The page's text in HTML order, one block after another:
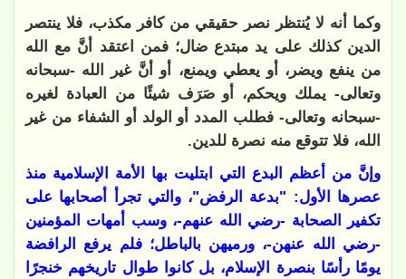
وكما أنه لا يُنتظر نصر حقيقي من كافر مكذب، فلا ينتصر
الدين كذلك على يد مبتدع ضال؛ فمن اعتقد أنَّ مع الله
من ينفع ويضر، أو يعطي ويمنع، أو أنَّ غير الله -سبحانه
وتعالى- يملك ويحكم، أو صَرَف شيئًا من العبادة لغيره
-سبحانه وتعالى- فطلب المدد أو الولد أو الشفاء من غير
الله، فلا تتوقع منه نصرة للدين.
وإنَّ من أعظم البدع التي ابتليت بها الأمة الإسلامية منذ
عصرها الأول: "بدعة الرفض"، والتي تجرأ أصحابها على
تكفير الصحابة -رضي الله عنهم-، وسب أمهات المؤمنين
-رضي الله عنهن-، ورميهن بالباطل؛ فلم يرفع الرافضة
يومًا رأسًا بنصرة الإسلام، بل كانوا طوال تاريخهم خنجرًا